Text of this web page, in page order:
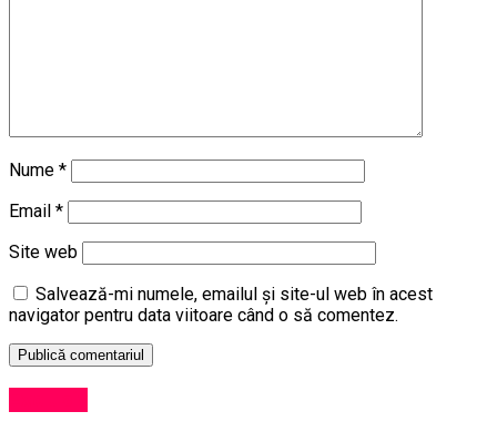
Nume *
Email *
Site web
Salvează-mi numele, emailul și site-ul web în acest
navigator pentru data viitoare când o să comentez.